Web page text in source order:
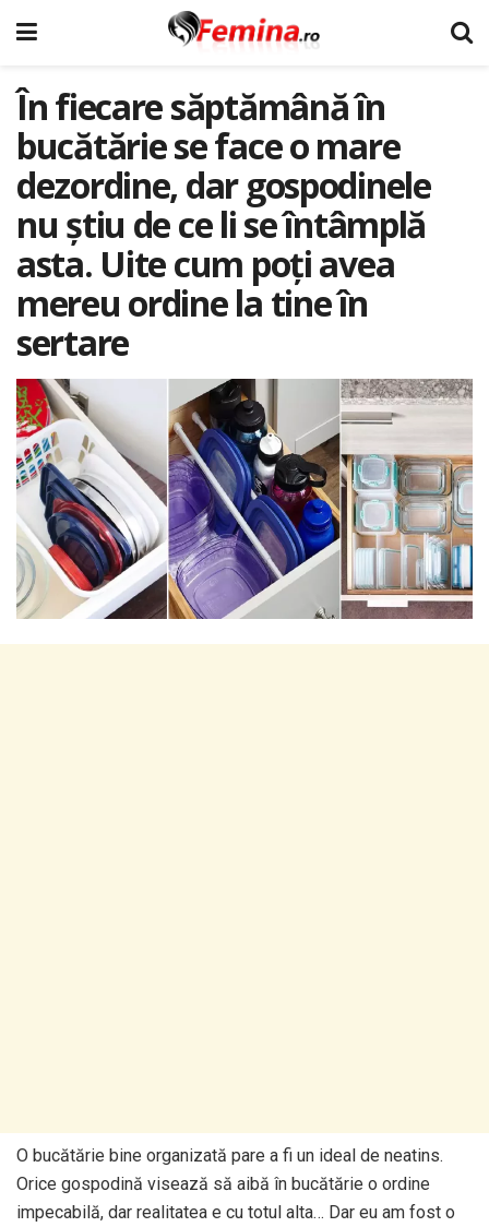
În fiecare săptămână în
bucătărie se face o mare
dezordine, dar gospodinele
nu știu de ce li se întâmplă
asta. Uite cum poți avea
mereu ordine la tine în
sertare
O bucătărie bine organizată pare a fi un ideal de neatins.
Orice gospodină visează să aibă în bucătărie o ordine
impecabilă, dar realitatea e cu totul alta… Dar eu am fost o